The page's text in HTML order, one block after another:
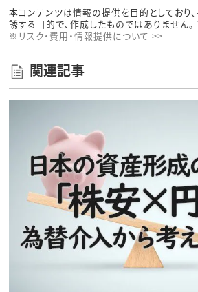
本コンテンツは情報の提供を目的としており
誘する目的で、作成したものではありません。
※リスク・費用・情報提供について >>
関連記事